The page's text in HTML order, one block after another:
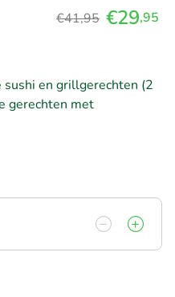
€41,95 €29,95
sushi en grillgerechten (2
gerechten met